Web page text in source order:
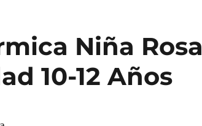
Niña Rosa
10-12 Años